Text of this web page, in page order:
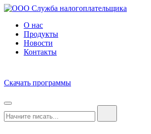
О нас
Продукты
Новости
Контакты
Скачать программы